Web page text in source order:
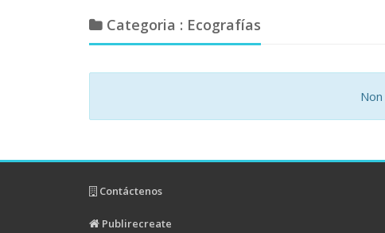
Categoria : Ecografías
Contáctenos
Publirecreate